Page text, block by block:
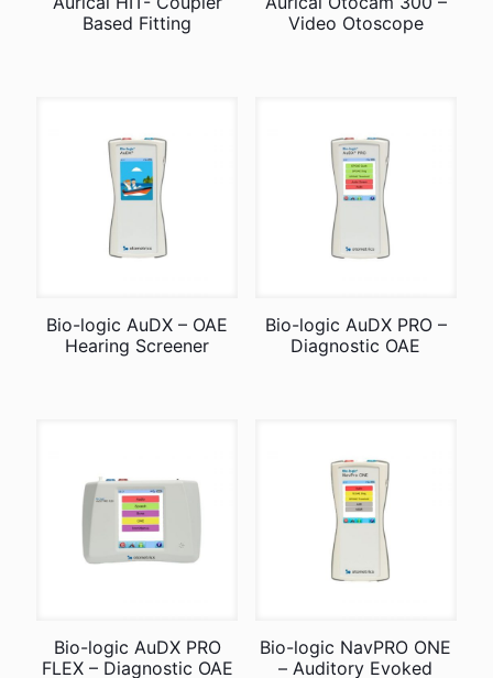
Based Fitting
Video Otoscope
Bio-logic AuDX – OAE
Hearing Screener
Bio-logic AuDX PRO –
Diagnostic OAE
Bio-logic AuDX PRO
FLEX – Diagnostic OAE
Bio-logic NavPRO ONE
– Auditory Evoked